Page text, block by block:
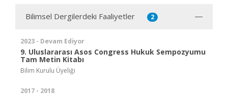
Bilimsel Dergilerdeki Faaliyetler 2
2023 - Devam Ediyor
9. Uluslararası Asos Congress Hukuk Sempozyumu
Tam Metin Kitabı
Bilim Kurulu Üyeliği
2017 - 2018